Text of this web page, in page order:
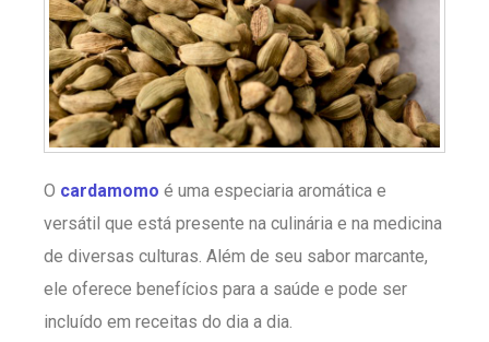
O cardamomo é uma especiaria aromática e
versátil que está presente na culinária e na medicina
de diversas culturas. Além de seu sabor marcante,
ele oferece benefícios para a saúde e pode ser
incluído em receitas do dia a dia.